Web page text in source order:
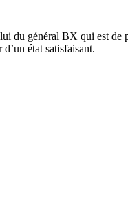
du général BX qui est
état satisfaisant.